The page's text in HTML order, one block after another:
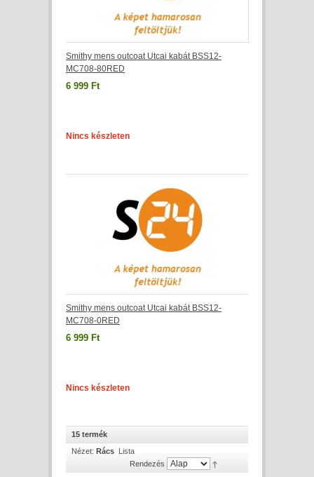
Smithy mens outcoat Utcai kabát BSS12-
MC708-80RED
6 999 Ft
Nincs készleten
Smithy mens outcoat Utcai kabát BSS12-
MC708-0RED
6 999 Ft
Nincs készleten
15 termék
Nézet: Rács Lista
Rendezés